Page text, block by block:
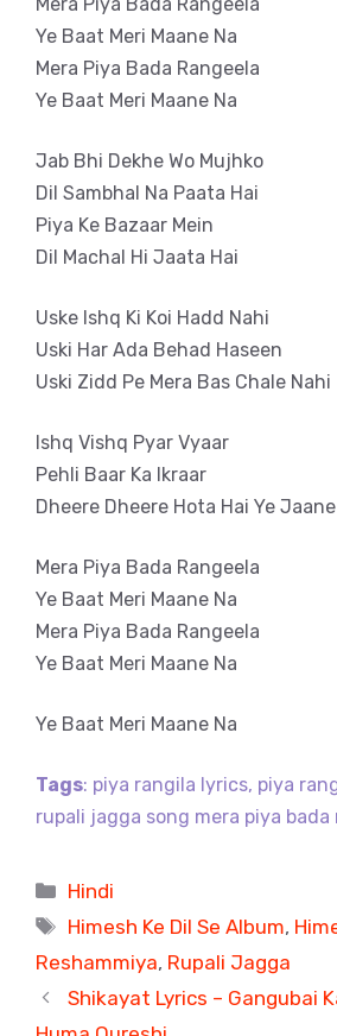
Ye Baat Meri Maane Na
Mera Piya Bada Rangeela
Ye Baat Meri Maane Na
Jab Bhi Dekhe Wo Mujhko
Dil Sambhal Na Paata Hai
Piya Ke Bazaar Mein
Dil Machal Hi Jaata Hai
Uske Ishq Ki Koi Hadd Nahi
Uski Har Ada Behad Haseen
Uski Zidd Pe Mera Bas Chale Nahi
Ishq Vishq Pyar Vyaar
Pehli Baar Ka Ikraar
Dheere Dheere Hota Hai Ye
Mera Piya Bada Rangeela
Ye Baat Meri Maane Na
Mera Piya Bada Rangeela
Ye Baat Meri Maane Na
Ye Baat Meri Maane Na
Tags: piya rangila lyrics, piya
rupali jagga song mera piya bada
Categories
Hindi
Tags
Himesh Ke Dil Se Album,
Reshammiya, Rupali Jagga
Shikayat Lyrics – Gangubai